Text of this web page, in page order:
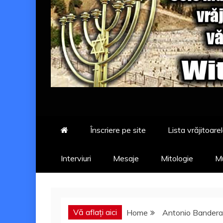
Înscriere pe site Lista
Interviuri Mesaje Mitologie
Vă aflați aici Home Antonio